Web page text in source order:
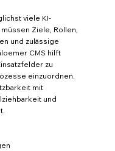
viele KI-
Ziele, Rollen,
und zulässige
CMS hilft
zu
einzuordnen.
mit
und